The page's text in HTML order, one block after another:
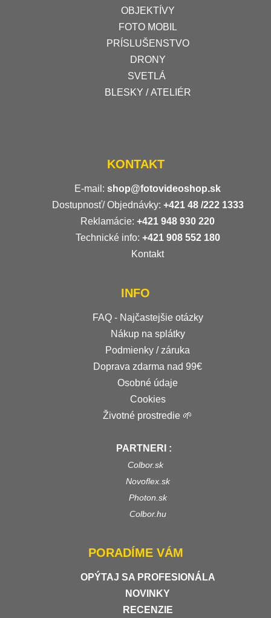
OBJEKTÍVY
FOTO MOBIL
PRÍSLUŠENSTVO
DRONY
SVETLÁ
BLESKY / ATELIÉR
KONTAKT
E-mail: shop@fotovideoshop.sk
Dostupnosť/ Objednávky: +421 48 /222 1333
Reklamácie: +421 948 930 220
Technické info: +421 908 552 180
Kontakt
INFO
FAQ - Najčastejšie otázky
Nákup na splátky
Podmienky / záruka
Doprava zdarma nad 99€
Osobné údaje
Cookies
Životné prostredie 🌱
PARTNERI :
Colbor.sk
Novoflex.sk
Photon.sk
Colbor.hu
PORADÍME VÁM
OPÝTAJ SA PROFESIONÁLA
NOVINKY
RECENZIE